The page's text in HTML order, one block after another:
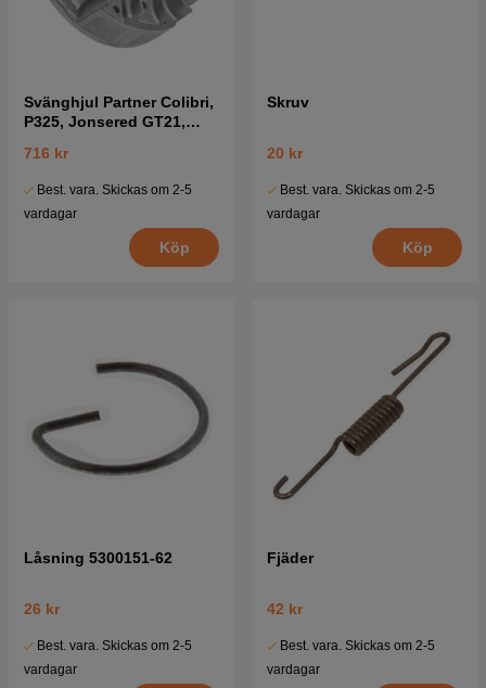
Svänghjul Partner Colibri,
P325, Jonsered GT21,
716 kr
Best. vara. Skickas om 2-5
vardagar
Köp
Skruv
20 kr
Best. vara. Skickas om 2-5
vardagar
Köp
Låsning 5300151-62
26 kr
Best. vara. Skickas om 2-5
vardagar
Fjäder
42 kr
Best. vara. Skickas om 2-5
vardagar